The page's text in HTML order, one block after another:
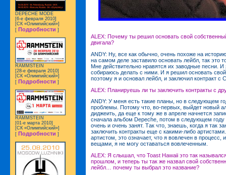
ALEX: Почему ты решил основать свой
двигала?
ANDY: Ну, все как обычно, очень похоже на
на самом деле заставило основать лейбл, так это
Мне действительно нравятся их заводные песни.
собираюсь делать с ними. И я решил основать
поэтому я и основал лейбл, и заключил контракт с
ALEX: Планируешь ли ты заключить контракты с
ANDY: У меня есть такие планы, но в следующем
проблемы. Потому что, во-первых, выйдет новый
диджеить, да еще к тому же в апреле начнется
сначала альбом Depeche, потом в следующем году
очень и очень занят. Так что, знаешь, когда я так
заключить контракты еще с какими-либо
артистом, это означает, что я вовлечен в процесс,
вещами, я не могу оставаться вовлеченным.
ALEX: Я слышал, что Toast Hawaii это так
прошлом, и теперь ты так же назвал свой
лейбл… почему ты выбрал это название?
DEPECHE MODE
[6-е февраля 2010]
[СК «Олимпийский»]
[ Подробности ]
RAMMSTEIN
[28-е февраля 2010]
[СК «Олимпийский»]
[ Подробности ]
RAMMSTEIN
[01-е марта 2010]
[СК «Олимпийский»]
[ Подробности ]